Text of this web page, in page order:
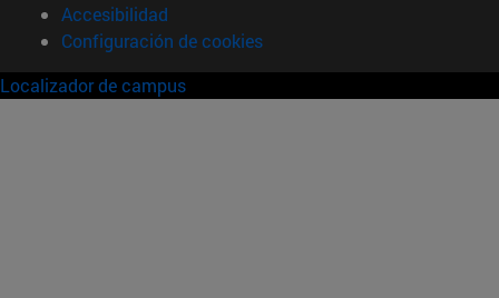
Accesibilidad
Configuración de cookies
Localizador de campus